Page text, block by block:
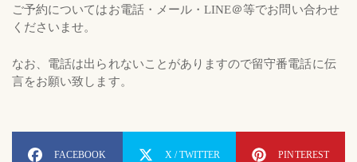
ご予約についてはお電話・メール・LINE＠等でお問い合わせ
くださいませ。
なお、電話は出られないことがありますので留守番電話に伝
言をお願い致します。
FACEBOOK X / TWITTER PINTEREST